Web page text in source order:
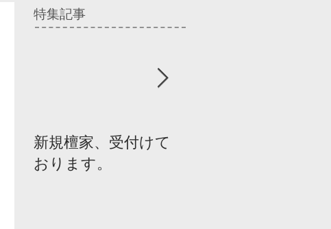
特集記事
新規檀家、受付けて
おります。